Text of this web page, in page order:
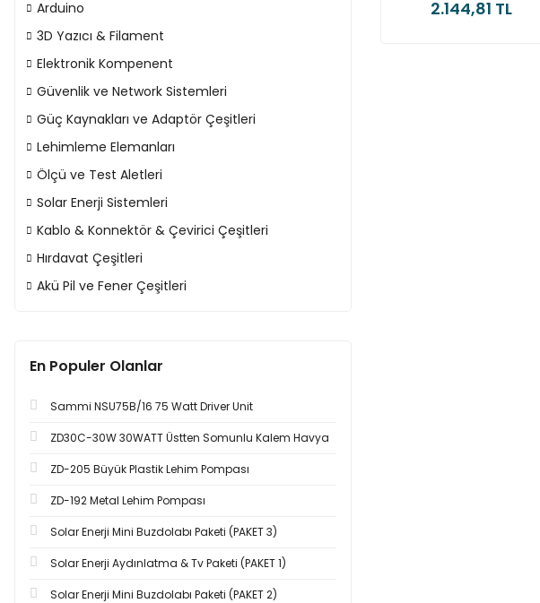
Arduino
3D Yazıcı & Filament
Elektronik Kompenent
Güvenlik ve Network Sistemleri
Güç Kaynakları ve Adaptör Çeşitleri
Lehimleme Elemanları
Ölçü ve Test Aletleri
Solar Enerji Sistemleri
Kablo & Konnektör & Çevirici Çeşitleri
Hırdavat Çeşitleri
Akü Pil ve Fener Çeşitleri
En Populer Olanlar
Sammi NSU75B/16 75 Watt Driver Unit
ZD30C-30W 30WATT Üstten Somunlu Kalem Havya
ZD-205 Büyük Plastik Lehim Pompası
ZD-192 Metal Lehim Pompası
Solar Enerji Mini Buzdolabı Paketi (PAKET 3)
Solar Enerji Aydınlatma & Tv Paketi (PAKET 1)
Solar Enerji Mini Buzdolabı Paketi (PAKET 2)
2.144,81 TL